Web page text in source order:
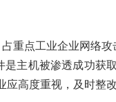
重点工业企业网络
是主机被渗透成功
高度重视，及时整改